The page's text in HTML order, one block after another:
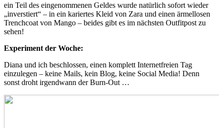
ein Teil des eingenommenen Geldes wurde natürlich sofort wieder
„inverstiert“ – in ein kariertes Kleid von Zara und einen ärmellosen
Trenchcoat von Mango – beides gibt es im nächsten Outfitpost zu
sehen!
Experiment der Woche:
Diana und ich beschlossen, einen komplett Internetfreien Tag
einzulegen – keine Mails, kein Blog, keine Social Media! Denn
sonst droht irgendwann der Burn-Out …